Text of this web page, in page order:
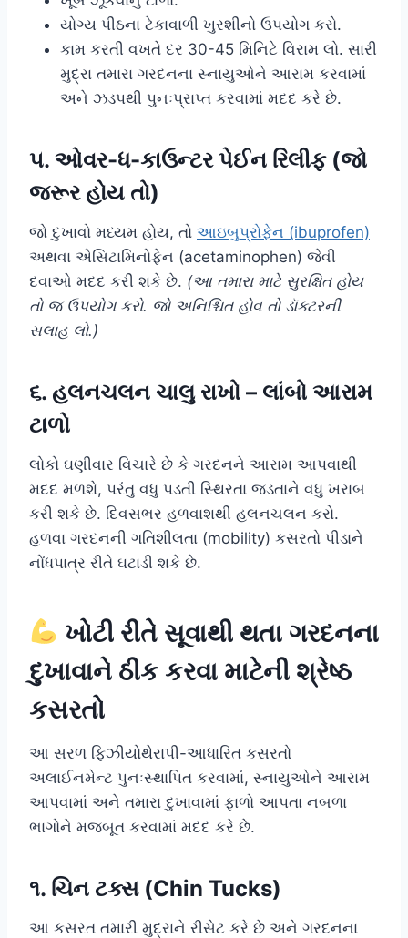
યોગ્ય પીઠના ટેકાવાળી ખુરશીનો ઉપયોગ કરો.
કામ કરતી વખતે દર 30-45 મિનિટે વિરામ લો. સારી
મુદ્રા તમારા ગરદનના સ્નાયુઓને આરામ કરવામાં
અને ઝડપથી પુનઃપ્રાપ્ત કરવામાં મદદ કરે છે.
૫. ઓવર-ધ-કાઉન્ટર પેઈન રિલીફ (જો
જરૂર હોય તો)
જો દુખાવો મધ્યમ હોય, તો આઇબુપ્રોફેન (ibuprofen)
અથવા એસિટામિનોફેન (acetaminophen) જેવી
દવાઓ મદદ કરી શકે છે. (આ તમારા માટે સુરક્ષિત હોય
તો જ ઉપયોગ કરો. જો અનિશ્ચિત હોવ તો ડૉક્ટરની
સલાહ લો.)
૬. હલનચલન ચાલુ રાખો – લાંબો આરામ
ટાળો
લોકો ઘણીવાર વિચારે છે કે ગરદનને આરામ આપવાથી
મદદ મળશે, પરંતુ વધુ પડતી સ્થિરતા જડતાને વધુ ખરાબ
કરી શકે છે. દિવસભર હળવાશથી હલનચલન કરો.
હળવા ગરદનની ગતિશીલતા (mobility) કસરતો પીડાને
નોંધપાત્ર રીતે ઘટાડી શકે છે.
ખોટી રીતે સૂવાથી થતા ગરદનના
દુખાવાને ઠીક કરવા માટેની શ્રેષ્ઠ
કસરતો
આ સરળ ફિઝીયોથેરાપી-આધારિત કસરતો
અલાઈનમેન્ટ પુનઃસ્થાપિત કરવામાં, સ્નાયુઓને આરામ
આપવામાં અને તમારા દુખાવામાં ફાળો આપતા નબળા
ભાગોને મજબૂત કરવામાં મદદ કરે છે.
૧. ચિન ટક્સ (Chin Tucks)
આ કસરત તમારી મુદ્રાને રીસેટ કરે છે અને ગરદનના